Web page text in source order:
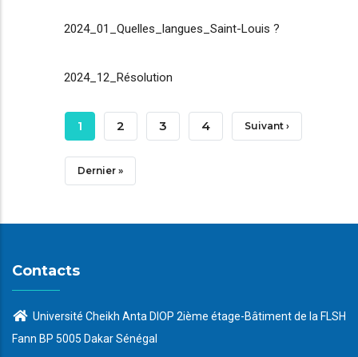
2024_01_Quelles_langues_Saint-Louis ?
2024_12_Résolution
Pagination
Page
Courante
1 Page
2 Page
3 Page
4 Page
Suivant ›
Dernière
Dernier »
Contacts
Université Cheikh Anta DIOP 2ième étage-Bâtiment de la FLSH
Fann BP 5005 Dakar Sénégal